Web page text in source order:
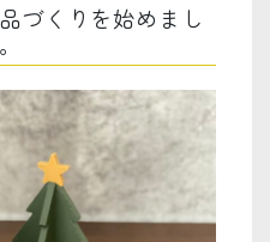
づくりを始めまし